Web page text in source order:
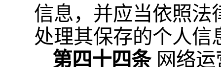
信息，并应当依照法
处理其保存的个人信
第四十四条 网络